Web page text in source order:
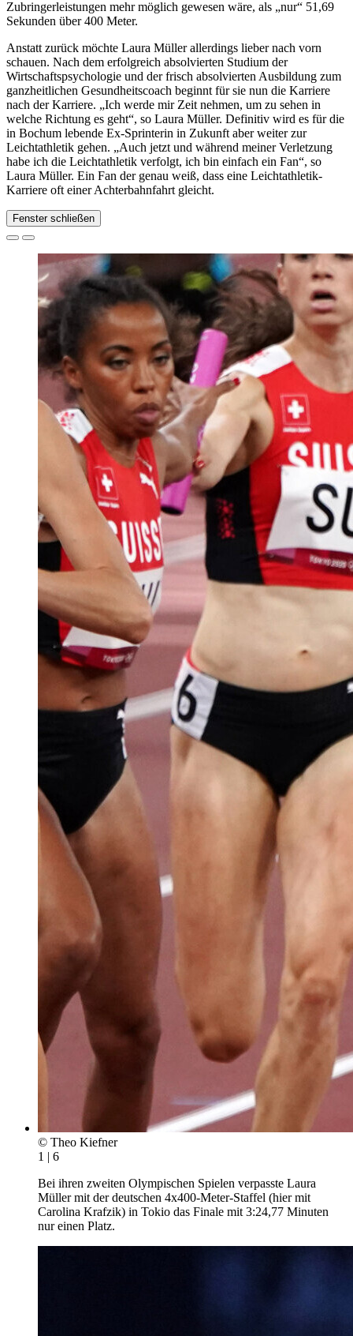
Zubringerleistungen mehr möglich gewesen wäre, als „nur“ 51,69
Sekunden über 400 Meter.
Anstatt zurück möchte Laura Müller allerdings lieber nach vorn
schauen. Nach dem erfolgreich absolvierten Studium der
Wirtschaftspsychologie und der frisch absolvierten Ausbildung zum
ganzheitlichen Gesundheitscoach beginnt für sie nun die Karriere
nach der Karriere. „Ich werde mir Zeit nehmen, um zu sehen in
welche Richtung es geht“, so Laura Müller. Definitiv wird es für die
in Bochum lebende Ex-Sprinterin in Zukunft aber weiter zur
Leichtathletik gehen. „Auch jetzt und während meiner Verletzung
habe ich die Leichtathletik verfolgt, ich bin einfach ein Fan“, so
Laura Müller. Ein Fan der genau weiß, dass eine Leichtathletik-
Karriere oft einer Achterbahnfahrt gleicht.
Fenster schließen
© Theo Kiefner
1 | 6
Bei ihren zweiten Olympischen Spielen verpasste Laura
Müller mit der deutschen 4x400-Meter-Staffel (hier mit
Carolina Krafzik) in Tokio das Finale mit 3:24,77 Minuten
nur einen Platz.